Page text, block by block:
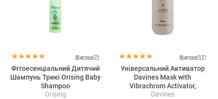
Відгуки(7)
Фітоесенціальний Дитячий
Шампунь Трикі Orising Baby
Shampoo
Orising
Відгуки(17)
Універсальний Активатор
Davines Mask with
Vibrachrom Activator,
900/1000 мл
Davines